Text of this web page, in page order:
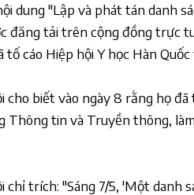
dung "Lập và phát tán danh
đăng tải trên cộng đồng trực
tố cáo Hiệp hội Y học Hàn
biết vào ngày 8 rằng họ đã
Thông tin và Truyền thông,
chỉ trích: "Sáng 7/5, 'Một danh